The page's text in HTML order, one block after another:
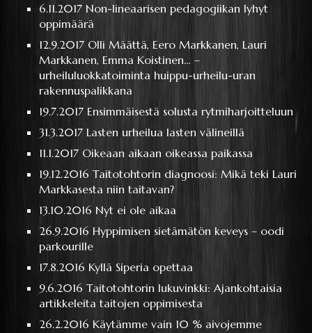
6.11.2017 Non-lineaarisen pedagogiikan lyhyt
oppimäärä
12.9.2017 Olli Määttä, Eero Markkanen, Lauri
Markkanen, Emma Koistinen… –
urheiluluokkatoiminta huippu-urheilu-uran
rakennuspalikkana
19.7.2017Ensimmäisestä solusta rytmiharjoitteluun
31.3.2017Lasten urheilua lasten välineillä
11.1.2017 Oikeaan aikaan oikeassa paikassa
19.12.2016Taitotohtorin diagnoosi: Mikä teki Lauri
Markkasesta niin taitavan?
13.10.2016Nyt ei ole aikaa
26.9.2016 Hyppimisen sietämätön keveys – oodi
parkourille
17.8.2016Kyllä Siperia opettaa
9.6.2016Taitotohtorin lukuvinkki: Ajankohtaisia
artikkeleita taitojen oppimisesta
26.2.2016Käytämme vain 10 % aivojemme